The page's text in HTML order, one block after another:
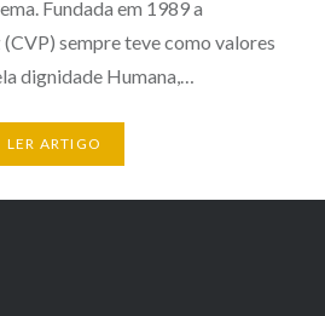
Fundada em 1989 a
sempre teve como valores
dignidade Humana,…
LER ARTIGO